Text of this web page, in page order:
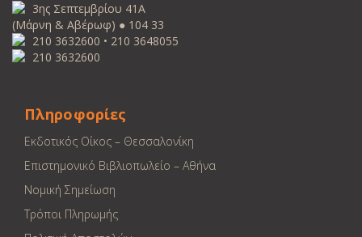
3ης Σεπτεμβρίου 41Α
(Μάρνη & Αβέρωφ) ● 104 33
210 3632600 • 210 3648055
210 3632600
Πληροφορίες
Εκδοτικός Οίκος – Θεσσαλονίκη
Επιστημονικό Βιβλιοπωλείο – Αθήνα
Νομική Σημείωση
Τρόποι Πληρωμής